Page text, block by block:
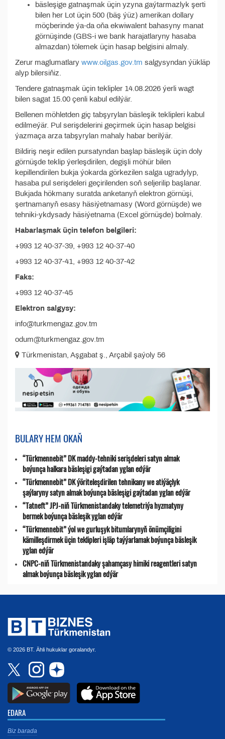
bäsleşige gatnaşmak üçin yzyna gaýtarmazlyk şerti
bilen her Lot üçin 500 (bäş ýüz) amerikan dollary
möçberinde ýa-da oňa ekwiwalent bahasyny manat
görnüşinde (GBS-i we bank harajatlaryny hasaba
almazdan) tölemek üçin hasap belgisini almaly.
Zerur maglumatlary www.oilgas.gov.tm salgysyndan ýükläp
alyp bilersiňiz.
Tendere gatnaşmak üçin teklipler 14.08.2026 ýerli wagt
bilen sagat 15.00 çenli kabul edilýär.
Bellenen möhletden giç tabşyrylan bäsleşik teklipleri kabul
edilmeýär. Pul serişdelerini geçirmek üçin hasap belgisi
ýazmaça arza tabşyrylan mahaly habar berilýär.
Bildiriş neşir edilen pursatyndan başlap bäsleşik üçin doly
görnüşde teklip ýerleşdirilen, degişli möhür bilen
kepillendirilen bukja ýokarda görkezilen salga ugradylyp,
hasaba pul serişdeleri geçirilenden soň seljerilip başlanar.
Bukjada hökmany suratda anketanyň elektron görnüşi,
şertnamanyň esasy häsiýetnamasy (Word görnüşde) we
tehniki-ykdysady häsiýetnama (Excel görnüşde) bolmaly.
Habarlaşmak üçin telefon belgileri:
+993 12 40-37-39, +993 12 40-37-40
+993 12 40-37-41, +993 12 40-37-42
Faks:
+993 12 40-37-45
Elektron salgysy:
info@turkmengaz.gov.tm
odum@turkmengaz.gov.tm
Türkmenistan, Aşgabat ş., Arçabil şaýoly 56
BULARY HEM OKAŇ
“Türkmennebit” DK maddy-tehniki serişdeleri satyn almak
boýunça halkara bäsleşigi gaýtadan yglan edýär
“Türkmennebit” DK ýöriteleşdirilen tehnikany we atiýäçlyk
şaýlaryny satyn almak boýunça bäsleşigi gaýtadan yglan edýär
“Tatneft” JPJ-niň Türkmenistandaky telemetriýa hyzmatyny
bermek boýunça bäsleşik yglan edýär
“Türkmennebit” ýol we gurluşyk bitumlarynyň önümçiligini
kämilleşdirmek üçin teklipleri işläp taýýarlamak boýunça bäsleşik
yglan edýär
CNPC-niň Türkmenistandaky şahamçasy himiki reagentleri satyn
almak boýunça bäsleşik yglan edýär
© 2026 BT. Ähli hukuklar goralandyr.
EDARA
Biz barada